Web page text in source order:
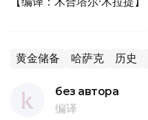
黄金储备 哈萨克 历史
без автора
编译